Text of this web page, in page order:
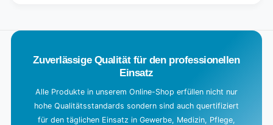
a
Zuverlässige Qualität für den professionellen
Einsatz
Alle Produkte in unserem Online-Shop erfüllen nicht nur
hohe Qualitätsstandards sondern sind auch quertifiziert
für den täglichen Einsatz in Gewerbe, Medizin, Pflege,